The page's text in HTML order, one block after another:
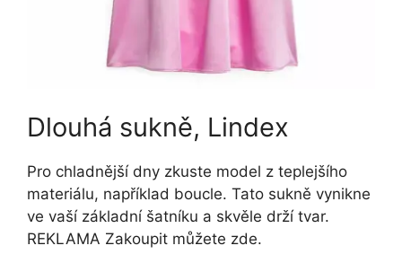
Dlouhá sukně, Lindex
Pro chladnější dny zkuste model z teplejšího
materiálu, například boucle. Tato sukně vynikne
ve vaší základní šatníku a skvěle drží tvar.
REKLAMA Zakoupit můžete zde.